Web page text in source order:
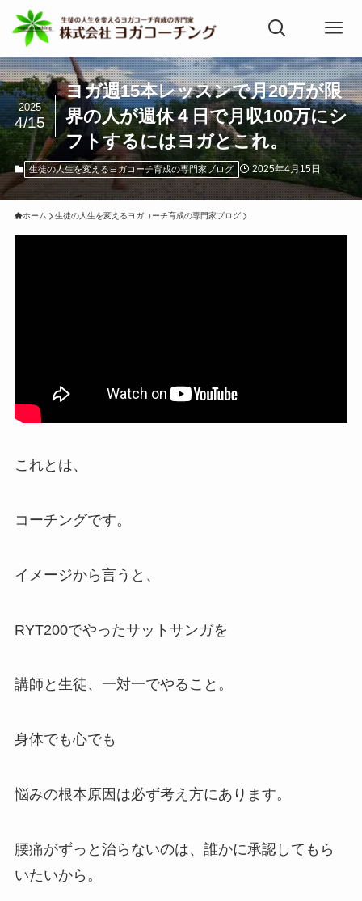
ヨガ週15本レッスンで月20万が限
界の人が週休４日で月収100万にシ
フトするにはヨガとこれ。
2025
4/15
生徒の人生を変えるヨガコーチ育成の専門家ブログ 2025年4月15日
ホーム 生徒の人生を変えるヨガコーチ育成の専門家ブログ
これとは、
コーチングです。
イメージから言うと、
RYT200でやったサットサンガを
講師と生徒、一対一でやること。
身体でも心でも
悩みの根本原因は必ず考え方にあります。
腰痛がずっと治らないのは、誰かに承認してもら
いたいから。